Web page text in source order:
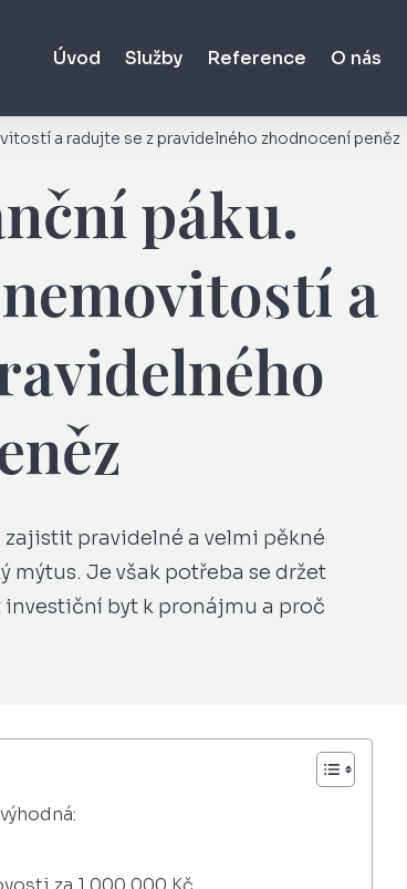
Úvod Služby Reference O nás
a radujte se z pravidelného zhodnocení peněz
páku.
a
pravidelné a velmi pěkné
mýtus. Je však potřeba se držet
byt k pronájmu a proč